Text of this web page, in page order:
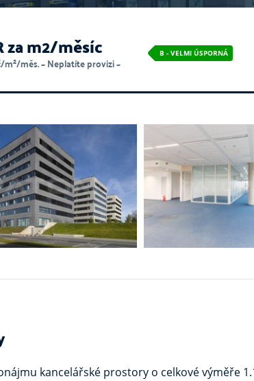
za m2/měsíc
m²/měs. ~ Neplatíte provizi ~
B - VELMI ÚSPORNÁ
kancelářské prostory o celkové výměře